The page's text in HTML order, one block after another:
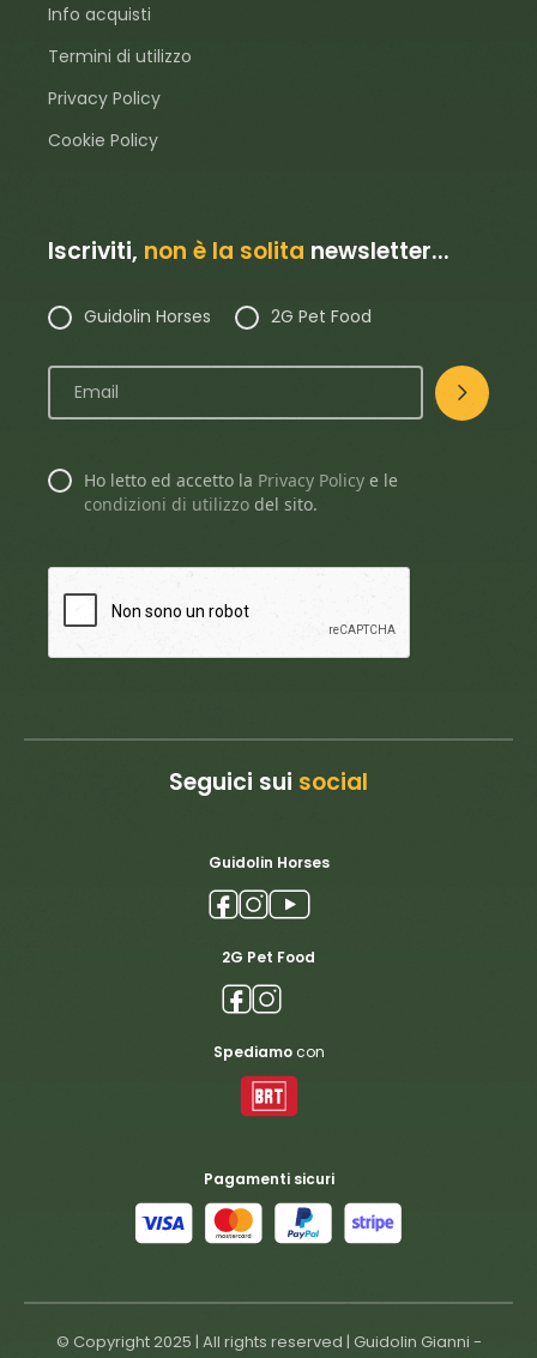
Info acquisti
Termini di utilizzo
Privacy Policy
Cookie Policy
Iscriviti, non è la solita newsletter...
Guidolin Horses 2G Pet Food
Ho letto ed accetto la Privacy Policy e le
condizioni di utilizzo del sito.
Seguici sui social
Guidolin Horses
2G Pet Food
Spediamo con
Pagamenti sicuri
© Copyright 2025 | All rights reserved | Guidolin Gianni -